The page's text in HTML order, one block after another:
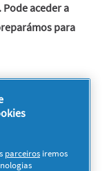
Pode aceder a
para
parceiros iremos